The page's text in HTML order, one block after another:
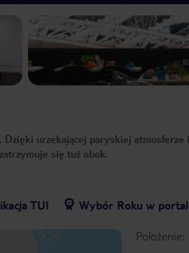
urzekającej paryskiej
się tuż obok.
TUI Wybór Roku w
Położenie: